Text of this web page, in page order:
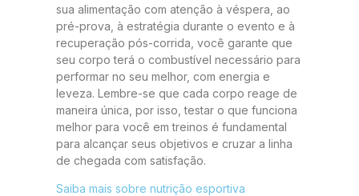
sua alimentação com atenção à véspera, ao
pré-prova, à estratégia durante o evento e à
recuperação pós-corrida, você garante que
seu corpo terá o combustível necessário para
performar no seu melhor, com energia e
leveza. Lembre-se que cada corpo reage de
maneira única, por isso, testar o que funciona
melhor para você em treinos é fundamental
para alcançar seus objetivos e cruzar a linha
de chegada com satisfação.
Saiba mais sobre nutrição esportiva